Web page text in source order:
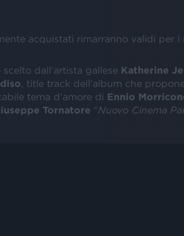
acquistati rimarranno validi per i
dall'artista galleseKatherine
, title track dell’album che
tema d’amore di Ennio
Tornatore “Nuovo Cinema